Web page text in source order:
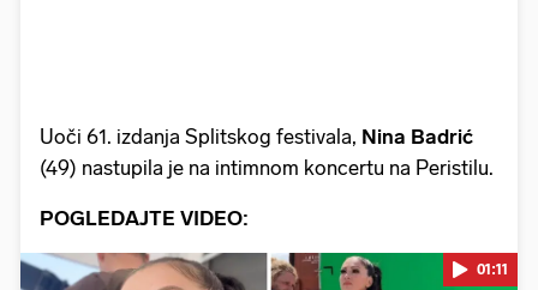
Uoči 61. izdanja Splitskog festivala, Nina Badrić
(49) nastupila je na intimnom koncertu na Peristilu.
POGLEDAJTE VIDEO:
01:11